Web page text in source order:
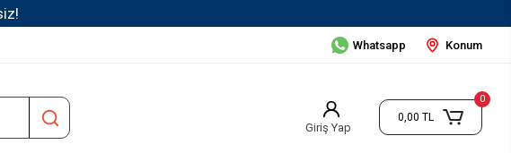
GÜN KARGO!
Whatsapp Konum
Giriş Yap
0
0,00 TL